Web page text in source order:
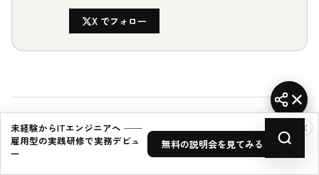
X でフォロー
続けて読む — 関連する記事
×
未経験からITエンジニアへ ──
雇用型の実践研修で実務デビュ
ー
無料の説明会を見てみる →